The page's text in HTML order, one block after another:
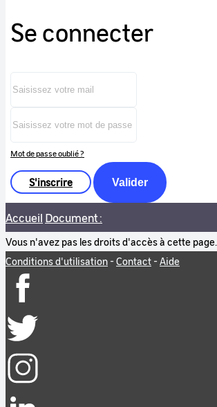
Se connecter
Mot de passe oublié ?
S'inscrire Valider
Accueil Document :
Vous n'avez pas les droits d'accès à cette page.
Conditions d'utilisation - Contact - Aide